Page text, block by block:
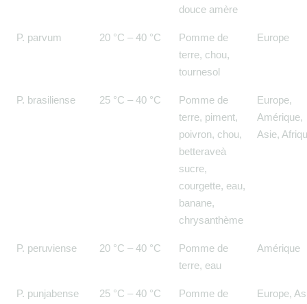
douce amère
P. parvum 20 °C – 40 °C
Pomme de
terre, chou,
tournesol
Europe
P. brasiliense 25 °C – 40 °C
Pomme de
terre, piment,
poivron, chou,
betteraveà
sucre,
courgette, eau,
banane,
chrysanthème
Europe,
Amérique,
Asie,
P. peruviense 20 °C – 40 °C
Pomme de
terre, eau
Amérique
P. punjabense 25 °C – 40 °C Pomme de Europe,